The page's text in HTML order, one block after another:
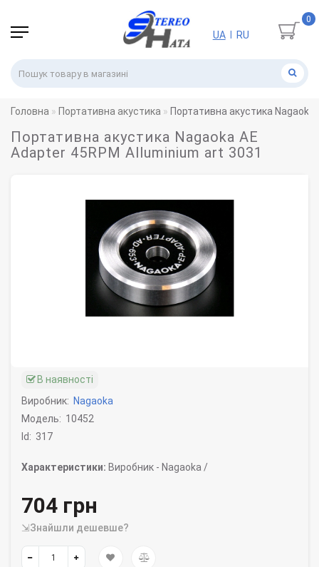
0
UA RU
Головна Портативна акустика Портативна акустика
Портативна акустика Nagaoka AE
Adapter 45RPM Alluminium art 3031
В наявності
Виробник: Nagaoka
Модель: 10452
Id: 317
Характеристики: Виробник - Nagaoka /
704 грн
⇲Знайшли дешевше?